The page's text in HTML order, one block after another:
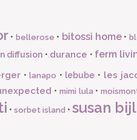
• bellerose • bitossi home •
diffusion • durance • ferm
•lanapo • lebube • les
• mimi lula •
• sorbet island • susan bijl